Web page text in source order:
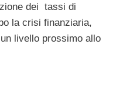
dei tassi di
la crisi finanziaria,
livello prossimo allo